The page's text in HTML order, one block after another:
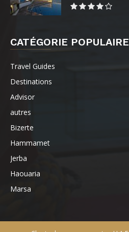
CATÉGORIE POPULAIRE
Travel Guides
Destinations
Advisor
autres
Bizerte
Hammamet
Jerba
Haouaria
Marsa